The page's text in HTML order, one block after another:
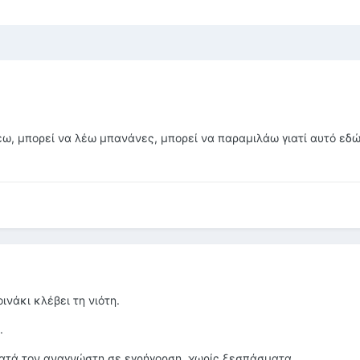
μπορεί να λέω μπανάνες, μπορεί να παραμιλάω γιατί αυτό
κλέβει τη νιότη.